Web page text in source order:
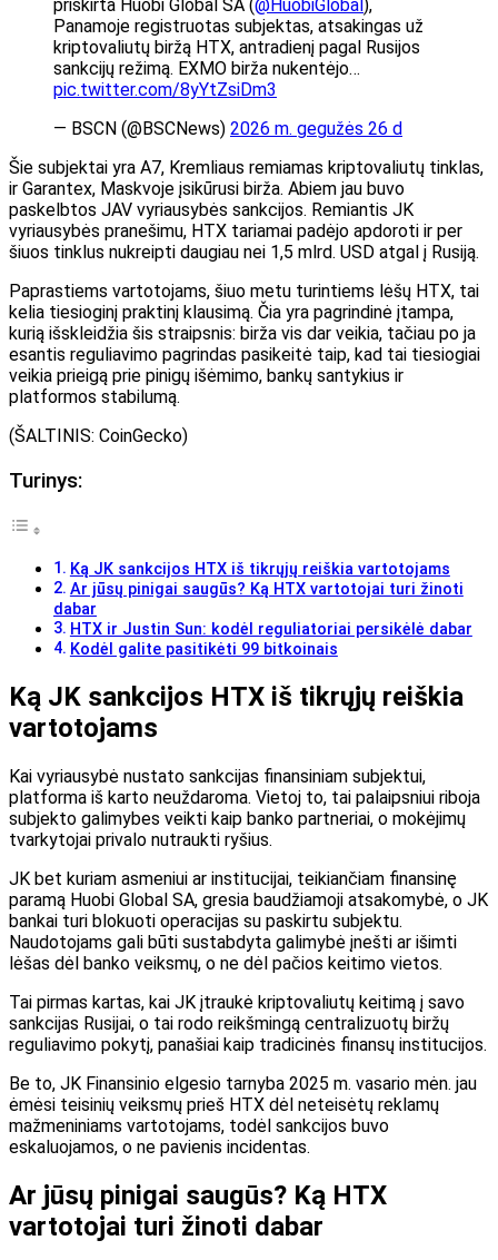
priskirta Huobi Global SA (@HuobiGlobal),
Panamoje registruotas subjektas, atsakingas už
kriptovaliutų biržą HTX, antradienį pagal Rusijos
sankcijų režimą. EXMO birža nukentėjo…
pic.twitter.com/8yYtZsiDm3
— BSCN (@BSCNews) 2026 m. gegužės 26 d
Šie subjektai yra A7, Kremliaus remiamas kriptovaliutų tinklas,
ir Garantex, Maskvoje įsikūrusi birža. Abiem jau buvo
paskelbtos JAV vyriausybės sankcijos. Remiantis JK
vyriausybės pranešimu, HTX tariamai padėjo apdoroti ir per
šiuos tinklus nukreipti daugiau nei 1,5 mlrd. USD atgal į Rusiją.
Paprastiems vartotojams, šiuo metu turintiems lėšų HTX, tai
kelia tiesioginį praktinį klausimą. Čia yra pagrindinė įtampa,
kurią išskleidžia šis straipsnis: birža vis dar veikia, tačiau po ja
esantis reguliavimo pagrindas pasikeitė taip, kad tai tiesiogiai
veikia prieigą prie pinigų išėmimo, bankų santykius ir
platformos stabilumą.
(ŠALTINIS: CoinGecko)
Turinys:
Ką JK sankcijos HTX iš tikrųjų reiškia vartotojams
Ar jūsų pinigai saugūs? Ką HTX vartotojai turi žinoti
dabar
HTX ir Justin Sun: kodėl reguliatoriai persikėlė dabar
Kodėl galite pasitikėti 99 bitkoinais
Ką JK sankcijos HTX iš tikrųjų reiškia
vartotojams
Kai vyriausybė nustato sankcijas finansiniam subjektui,
platforma iš karto neuždaroma. Vietoj to, tai palaipsniui riboja
subjekto galimybes veikti kaip banko partneriai, o mokėjimų
tvarkytojai privalo nutraukti ryšius.
JK bet kuriam asmeniui ar institucijai, teikiančiam finansinę
paramą Huobi Global SA, gresia baudžiamoji atsakomybė, o JK
bankai turi blokuoti operacijas su paskirtu subjektu.
Naudotojams gali būti sustabdyta galimybė įnešti ar išimti
lėšas dėl banko veiksmų, o ne dėl pačios keitimo vietos.
Tai pirmas kartas, kai JK įtraukė kriptovaliutų keitimą į savo
sankcijas Rusijai, o tai rodo reikšmingą centralizuotų biržų
reguliavimo pokytį, panašiai kaip tradicinės finansų institucijos.
Be to, JK Finansinio elgesio tarnyba 2025 m. vasario mėn. jau
ėmėsi teisinių veiksmų prieš HTX dėl neteisėtų reklamų
mažmeniniams vartotojams, todėl sankcijos buvo
eskaluojamos, o ne pavienis incidentas.
Ar jūsų pinigai saugūs? Ką HTX
vartotojai turi žinoti dabar